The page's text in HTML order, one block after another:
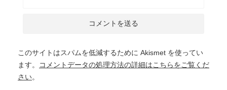
このサイトはスパムを低減するために Akismet を使ってい
ます。
コメントデータの処理方法の詳細はこちらをご覧くだ
さい。